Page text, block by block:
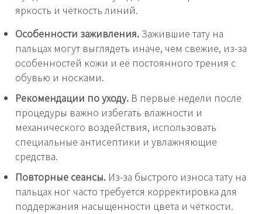
яркость и чёткость линий.
Особенности заживления.Зажившие тату на
пальцах могут выглядеть иначе, чем свежие, из-за
особенностей кожи и её постоянного трения с
обувью и носками.
Рекомендации по уходу. В первые недели после
процедуры важно избегать влажности и
механического воздействия, использовать
специальные антисептики и увлажняющие
средства.
Повторные сеансы. Из-за быстрого износа тату на
пальцах ног часто требуется корректировка для
поддержания насыщенности цвета и чёткости.